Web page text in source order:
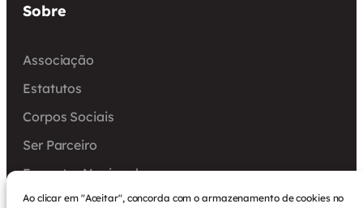
Ao clicar em "Aceitar", concorda com o armazenamento de cookies no
Sobre
Associação
Estatutos
Corpos Sociais
Ser Parceiro
Encontro Nacional
Arquivo